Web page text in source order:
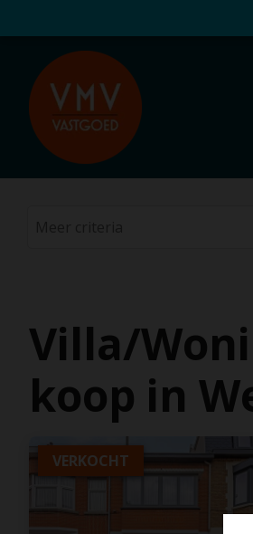
Villa/
koop in
VERKOCHT